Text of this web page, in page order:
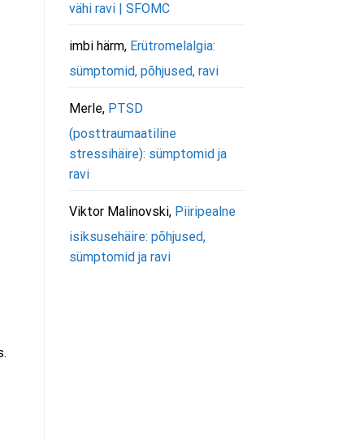
vähi ravi | SFOMC
imbi härm, Erütromelalgia:
sümptomid, põhjused, ravi
Merle, PTSD
(posttraumaatiline
stressihäire): sümptomid ja
ravi
Viktor Malinovski, Piiripealne
isiksusehäire: põhjused,
sümptomid ja ravi